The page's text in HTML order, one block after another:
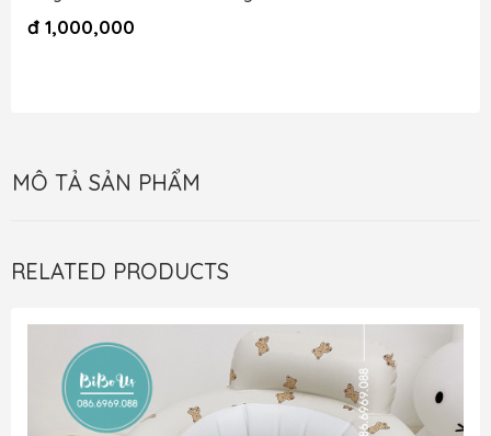
đ 1,000,000
MÔ TẢ SẢN PHẨM
RELATED PRODUCTS